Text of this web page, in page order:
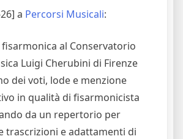
a Percorsi Musicali:
al Conservatorio
Luigi Cherubini di Firenze
dei voti, lode e menzione
in qualità di fisarmonicista
da un repertorio per
trascrizioni e adattamenti di